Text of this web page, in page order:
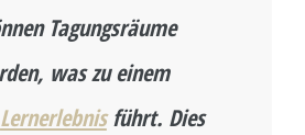
Tagungsräume
was zu einem
Lernerlebnisführt. Dies